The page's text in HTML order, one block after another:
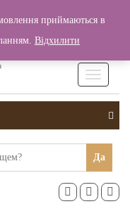
0 грн.
Да
приймаються в
Відхилити